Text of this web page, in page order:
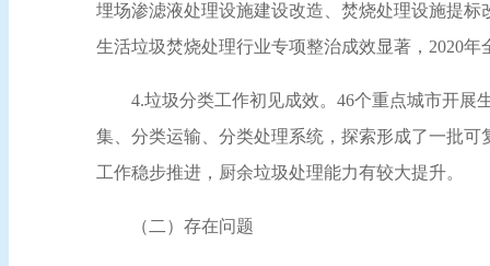
埋场渗滤液处理设施建设改造、焚烧处理设施提
生活垃圾焚烧处理行业专项整治成效显著，2020
4.垃圾分类工作初见成效。46个重点城市开展
集、分类运输、分类处理系统，探索形成了一批
工作稳步推进，厨余垃圾处理能力有较大提升。
（二）存在问题